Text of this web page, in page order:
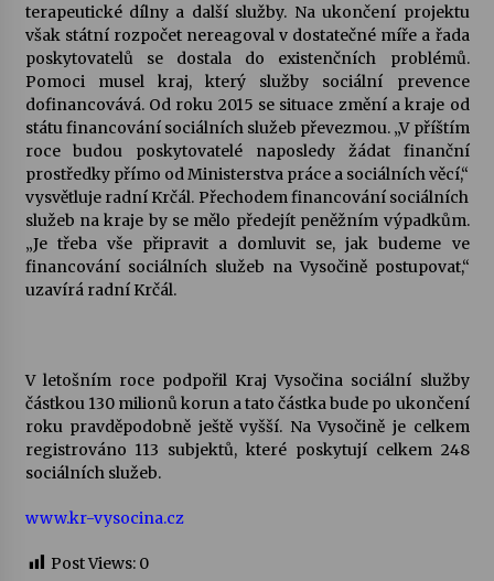
13. 7. 2026
Varhanní recitál Michala Novenka v Klášteře
Želiv
3. 7. 2026
Petr Adamec – Malovaný svět
30. 6. 2026
terapeutické dílny a další služby. Na ukončení projektu
však státní rozpočet nereagoval v dostatečné míře a řada
poskytovatelů se dostala do existenčních problémů.
Pomoci musel kraj, který služby sociální prevence
dofinancovává. Od roku 2015 se situace změní a kraje od
státu financování sociálních služeb převezmou. „V příštím
roce budou poskytovatelé naposledy žádat finanční
prostředky přímo od Ministerstva práce a sociálních věcí,“
vysvětluje radní Krčál. Přechodem financování sociálních
služeb na kraje by se mělo předejít peněžním výpadkům.
„Je třeba vše připravit a domluvit se, jak budeme ve
financování sociálních služeb na Vysočině postupovat,“
uzavírá radní Krčál.
V letošním roce podpořil Kraj Vysočina sociální služby
částkou 130 milionů korun a tato částka bude po ukončení
roku pravděpodobně ještě vyšší. Na Vysočině je celkem
registrováno 113 subjektů, které poskytují celkem 248
sociálních služeb.
www.kr-vysocina.cz
Post Views: 0